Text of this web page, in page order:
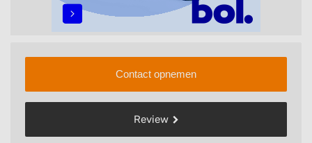
Contact opnemen
Review